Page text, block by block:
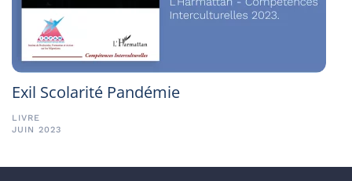
Exil Scolarité Pandémie
LIVRE
JUIN 2023